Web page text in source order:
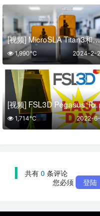
[视频] MicroSLA Titan3和Micro UV DLP超高分辨率3D打印机
2024-2-
1,990℃
[视频] FSL3D Pegasus
2022-
1,714℃
共有 0 条评论
您必须 登陆